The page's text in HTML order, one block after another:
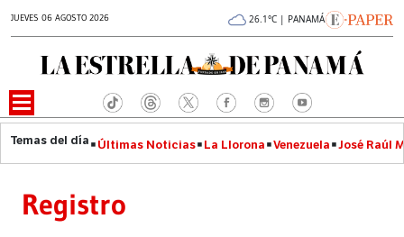
JUEVES 06 AGOSTO 2026 26.1°C | PANAMÁ
Últimas Noticias La Llorona Venezuela José Raúl
Registro